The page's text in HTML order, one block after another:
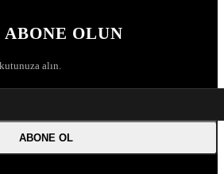
OLUN
alın.
ABONE OL